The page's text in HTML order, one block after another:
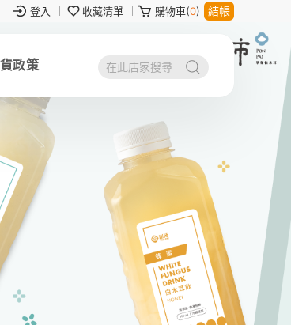
登入 收藏清單 購物車(0) 結帳
政策